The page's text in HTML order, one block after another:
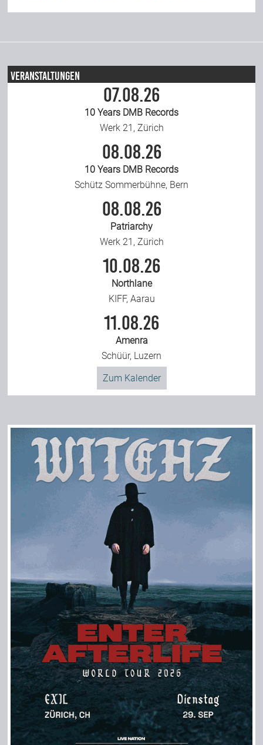
Join Us
Veranstaltungen
07.08.26
10 Years DMB Records
Werk 21, Zürich
08.08.26
10 Years DMB Records
Schütz Sommerbühne, Bern
08.08.26
Patriarchy
Werk 21, Zürich
10.08.26
Northlane
KIFF, Aarau
11.08.26
Amenra
Schüür, Luzern
Zum Kalender